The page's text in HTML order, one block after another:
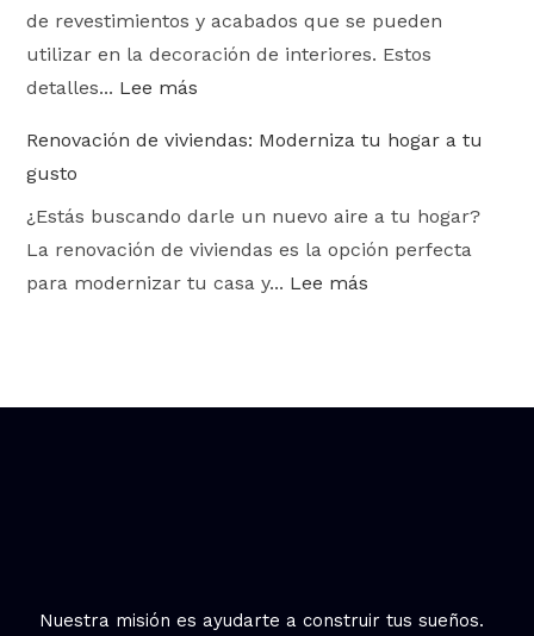
de revestimientos y acabados que se pueden
utilizar en la decoración de interiores. Estos
detalles... Lee más
Renovación de viviendas: Moderniza tu hogar a tu
gusto
¿Estás buscando darle un nuevo aire a tu hogar?
La renovación de viviendas es la opción perfecta
para modernizar tu casa y... Lee más
Nuestra misión es ayudarte a construir tus sueños.